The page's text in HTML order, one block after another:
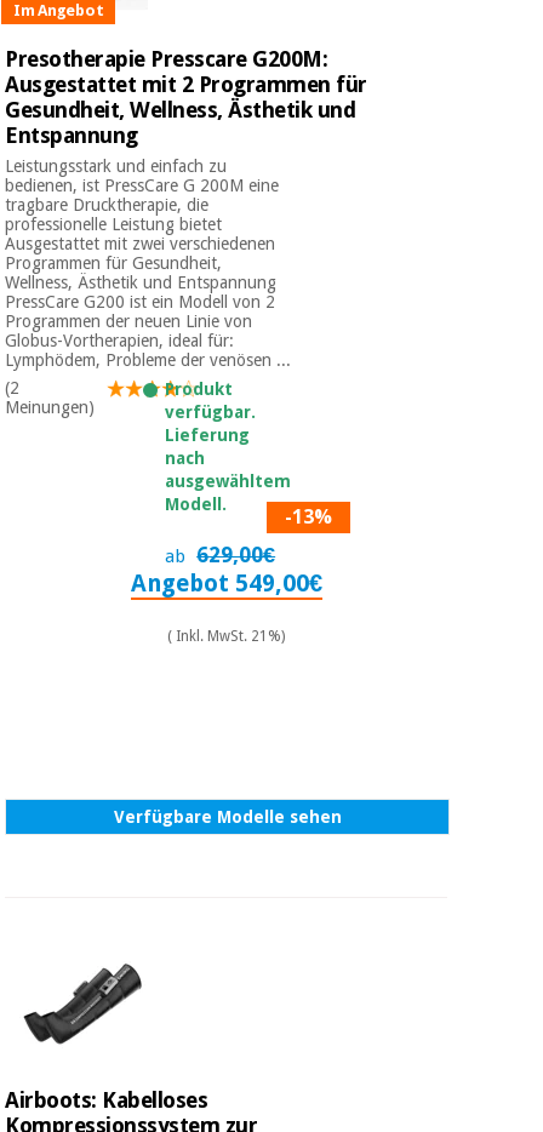
Im Angebot
Presotherapie Presscare G200M:
Ausgestattet mit 2 Programmen für
Gesundheit, Wellness, Ästhetik und
Entspannung
Leistungsstark und einfach zu
bedienen, ist PressCare G 200M eine
tragbare Drucktherapie, die
professionelle Leistung bietet
Ausgestattet mit zwei verschiedenen
Programmen für Gesundheit,
Wellness, Ästhetik und Entspannung
PressCare G200 ist ein Modell von 2
Programmen der neuen Linie von
Globus-Vortherapien, ideal für:
Lymphödem, Probleme der venösen ...
(2
Meinungen)
Produkt
verfügbar.
Lieferung
nach
ausgewähltem
Modell.
-13%
ab 629,00€
Angebot 549,00€
( Inkl. MwSt. 21%)
Verfügbare Modelle sehen
Airboots: Kabelloses
Kompressionssystem zur